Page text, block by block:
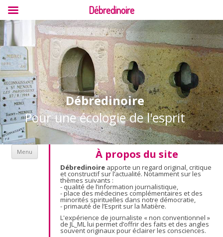
Débredinoire
Pour une écologie de l'esprit
À propos du site
Débredinoire apporte un regard original, critique
et constructif sur l’actualité. Notamment sur les
thèmes suivants :
- qualité de l’information journalistique,
- place des médecines complémentaires et des
minorités spirituelles dans notre démocratie,
- primauté de l’Esprit sur la Matière.
L'expérience de journaliste « non conventionnel »
de JL_ML lui permet d’offrir des faits et des angles
souvent originaux pour éclairer les consciences.
Menu Aller au contenu
Débredinoire